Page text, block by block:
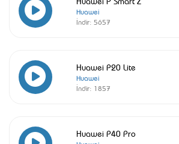
Huawei
İndir: 5657
Huawei P20 Lite
Huawei
İndir: 1857
Huawei P40 Pro